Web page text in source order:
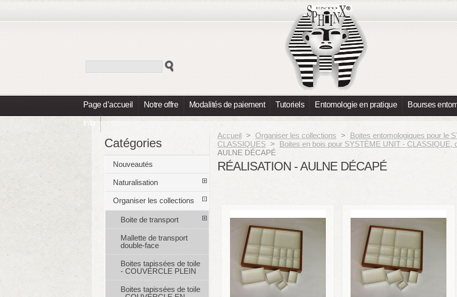
Page d’accueil Notre offre Modalités de paiement Tutoriels Entomologie en pratique Bourses
Info
Accueil > Organiser les collections >
Boites entomologiques pour le
CLASSIQUES > Boites en bois pour SYSTÈME UNIT - CLASSIQUE,
AULNE DÉCAPÉ
RÉALISATION - AULNE DÉCAPÉ
Catégories
Nouveautés
Naturalisation
Organiser les collections
Boite de transport
Mallette de transport
double-face
Boites tapissées de toile
- COUVERCLE PLEIN
Boites tapissées de toile